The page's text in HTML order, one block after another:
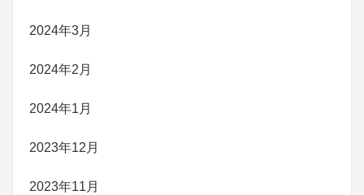
2024年3月
2024年2月
2024年1月
2023年12月
2023年11月